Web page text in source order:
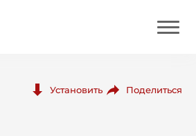
Установить Поделиться